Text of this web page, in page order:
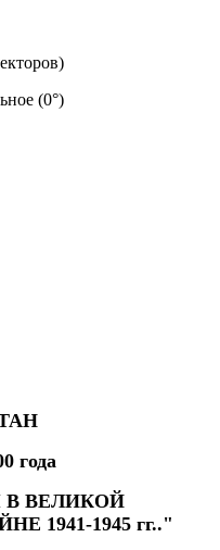
(0°)
года
В ВЕЛИКОЙ
1941-1945 гг.."